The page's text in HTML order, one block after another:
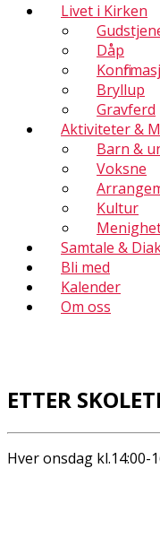
Livet i Kirken
Dåp
Bryllup
Gravferd
Aktiviteter &
Barn &
Voksne
Kultur
Samtale &
Bli med
Kalender
Om oss
ETTER
Hver onsdag kl.14:00-